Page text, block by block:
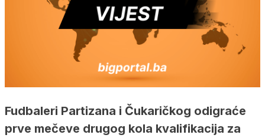
Fudbaleri Partizana i Čukaričkog odigraće
prve mečeve drugog kola kvalifikacija za